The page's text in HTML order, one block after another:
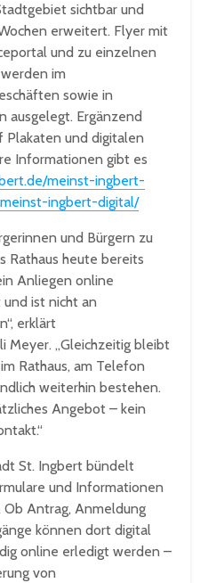
sichtbar und
erweitert. Flyer mit
und zu einzelnen
im
sowie in
ausgelegt. Ergänzend
Plakaten und digitalen
Informationen gibt es
meinst-ingbert-
ingbert-digital/
und Bürgern zu
Rathaus heute bereits
Anliegen online
ist nicht an
erklärt
Meyer. „Gleichzeitig bleibt
Rathaus, am Telefon
weiterhin bestehen.
Angebot – kein
St. Ingbert bündelt
und Informationen
Antrag, Anmeldung
können dort digital
online erledigt werden –
von